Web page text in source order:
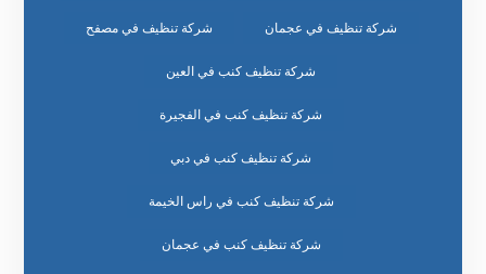
شركة تنظيف في عجمان شركة تنظيف في مصفح
شركة تنظيف كنب في العين
شركة تنظيف كنب في الفجيرة
شركة تنظيف كنب في دبي
شركة تنظيف كنب في راس الخيمة
شركة تنظيف كنب في عجمان